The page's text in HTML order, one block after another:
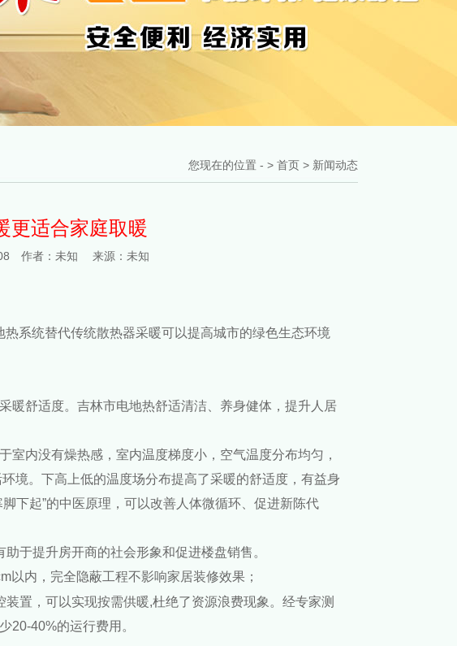
您现在的位置 - > 首页 > 新闻动态
更适合家庭取暖
08 作者：未知 来源：未知
系统替代传统散热器采暖可以提高城市的绿色生态环境
舒适度。吉林市电地热舒适清洁、养身健体，提升人居
内没有燥热感，室内温度梯度小，空气温度分布均匀，
境。下高上低的温度场分布提高了采暖的舒适度，有益身
下起”的中医原理，可以改善人体微循环、促进新陈代
于提升房开商的社会形象和促进楼盘销售。
以内，完全隐蔽工程不影响家居装修效果；
置，可以实现按需供暖,杜绝了资源浪费现象。经专家测
20-40%的运行费用。